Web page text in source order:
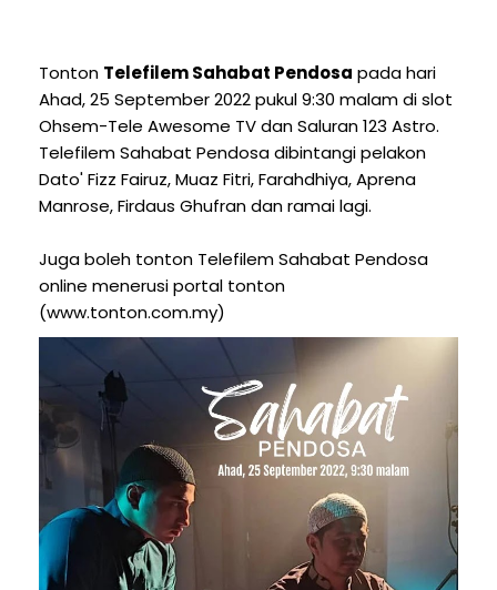
Tonton Telefilem Sahabat Pendosa pada hari
Ahad, 25 September 2022 pukul 9:30 malam di slot
Ohsem-Tele Awesome TV dan Saluran 123 Astro.
Telefilem Sahabat Pendosa dibintangi pelakon
Dato' Fizz Fairuz, Muaz Fitri, Farahdhiya, Aprena
Manrose, Firdaus Ghufran dan ramai lagi.
Juga boleh tonton Telefilem Sahabat Pendosa
online menerusi portal tonton
(www.tonton.com.my)